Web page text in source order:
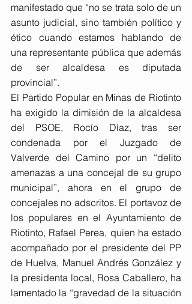
manifestado que “no se trata solo de un
asunto judicial, sino también político y
ético cuando estamos hablando de
una representante pública que además
de ser alcaldesa es diputada
provincial”.
El Partido Popular en Minas de Riotinto
ha exigido la dimisión de la alcaldesa
del PSOE, Rocío Díaz, tras ser
condenada por el Juzgado de
Valverde del Camino por un “delito
amenazas a una concejal de su grupo
municipal”, ahora en el grupo de
concejales no adscritos. El portavoz de
los populares en el Ayuntamiento de
Riotinto, Rafael Perea, quien ha estado
acompañado por el presidente del PP
de Huelva, Manuel Andrés González y
la presidenta local, Rosa Caballero, ha
lamentado la “gravedad de la situación